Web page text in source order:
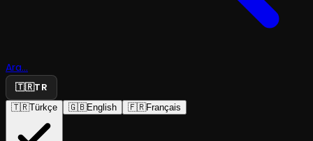
Ara...
🇹🇷TR
🇹🇷Türkçe 🇬🇧English 🇫🇷Français